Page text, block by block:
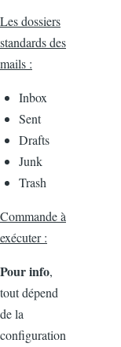
Les dossiers
standards des
mails :
Inbox
Sent
Drafts
Junk
Trash
Commande à
exécuter :
Pour info,
tout dépend
de la
configuration